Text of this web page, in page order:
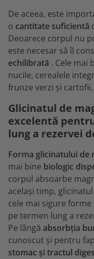
De aceea, este
o cantitate suficientă
Deoarece corpul nu
este necesar să îl
echilibrată . Cele mai
nucile, cerealele
frunze verzi și cartofii.
Glicinatul de
excelentă
lung a rezervei
Forma glicinatului de
mai bine biologic
corpul absoarbe
același timp,
cele mai sigure
pe termen lung a
Pe lângă absorbția
cunoscut și pentru
stomac și tractul